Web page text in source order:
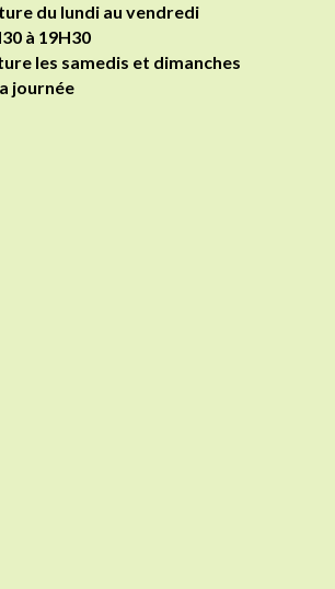
du lundi au vendredi
à 19H30
les samedis et dimanches
journée